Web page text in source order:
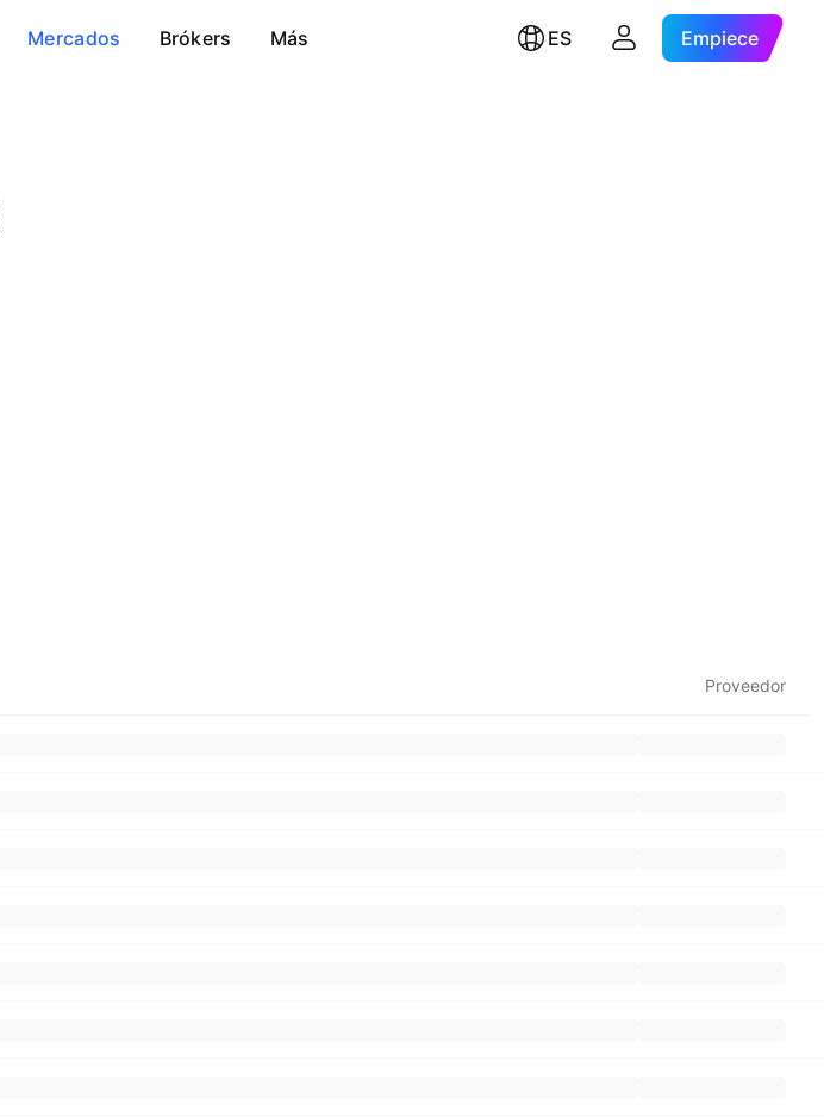
Mercados Brókers Más ES Empiece
Proveedor